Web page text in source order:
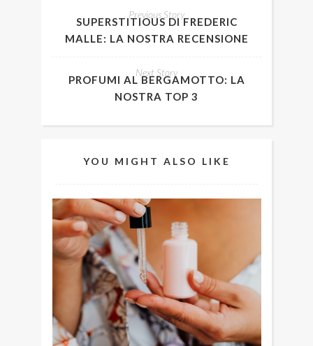
Previous Story
SUPERSTITIOUS DI FREDERIC
MALLE: LA NOSTRA RECENSIONE
Next Story
PROFUMI AL BERGAMOTTO: LA
NOSTRA TOP 3
YOU MIGHT ALSO LIKE